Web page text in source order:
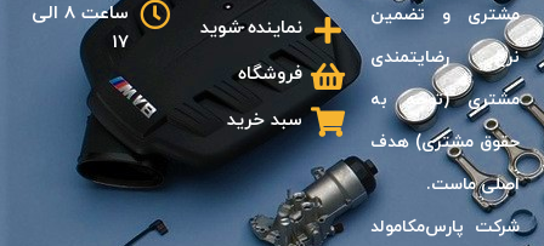
مشترى و تضمين
نرخ رضايتمندى
مشترى (توجه به
حقوق مشترى) هدف
اصلى ماست.
شرکت پارس‌مکامولد
نماینده شوید
فروشگاه
سبد خرید
ساعت 8 الی
17